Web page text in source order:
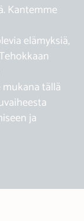
Kantemme
elämyksiä,
tällä
ja